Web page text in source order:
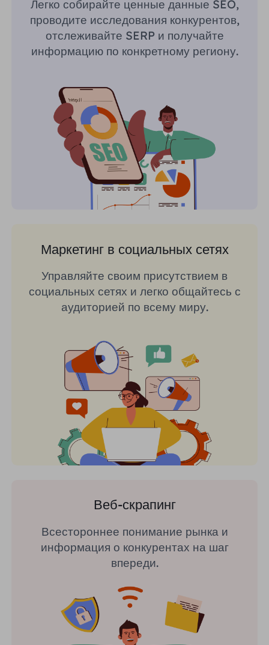
Легко собирайте ценные данные SEO,
проводите исследования конкурентов,
отслеживайте SERP и получайте
информацию по конкретному региону.
Маркетинг в социальных сетях
Управляйте своим присутствием в
социальных сетях и легко общайтесь с
аудиторией по всему миру.
Веб-скрапинг
Всестороннее понимание рынка и
информация о конкурентах на шаг
впереди.